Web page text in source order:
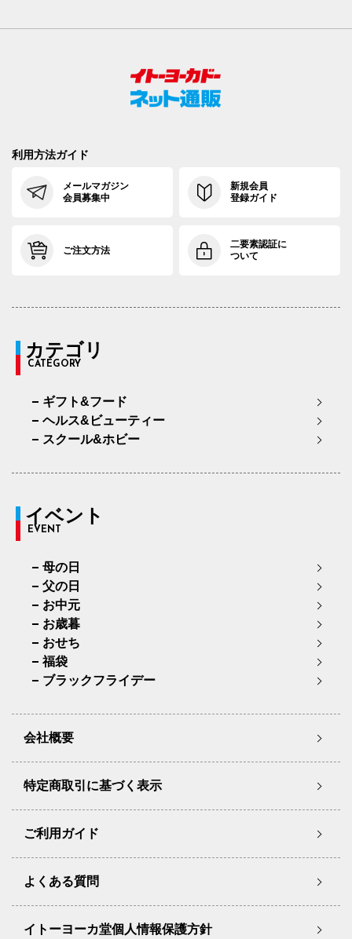
利用方法ガイド
メールマガジン
会員募集中
新規会員
登録ガイド
ご注文方法
二要素認証に
ついて
カテゴリ
CATEGORY
ギフト&フード
ヘルス&ビューティー
スクール&ホビー
イベント
EVENT
母の日
父の日
お中元
お歳暮
おせち
福袋
ブラックフライデー
会社概要
特定商取引に基づく表示
ご利用ガイド
よくある質問
イトーヨーカ堂個人情報保護方針